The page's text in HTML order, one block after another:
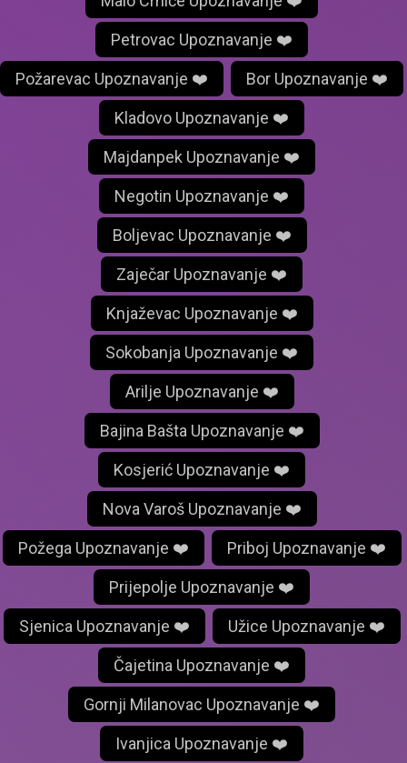
Petrovac Upoznavanje ❤️
Požarevac Upoznavanje ❤️ Bor Upoznavanje ❤️
Kladovo Upoznavanje ❤️
Majdanpek Upoznavanje ❤️
Negotin Upoznavanje ❤️
Boljevac Upoznavanje ❤️
Zaječar Upoznavanje ❤️
Knjaževac Upoznavanje ❤️
Sokobanja Upoznavanje ❤️
Arilje Upoznavanje ❤️
Bajina Bašta Upoznavanje ❤️
Kosjerić Upoznavanje ❤️
Nova Varoš Upoznavanje ❤️
Požega Upoznavanje ❤️ Priboj Upoznavanje ❤️
Prijepolje Upoznavanje ❤️
Sjenica Upoznavanje ❤️ Užice Upoznavanje ❤️
Čajetina Upoznavanje ❤️
Gornji Milanovac Upoznavanje ❤️
Ivanjica Upoznavanje ❤️